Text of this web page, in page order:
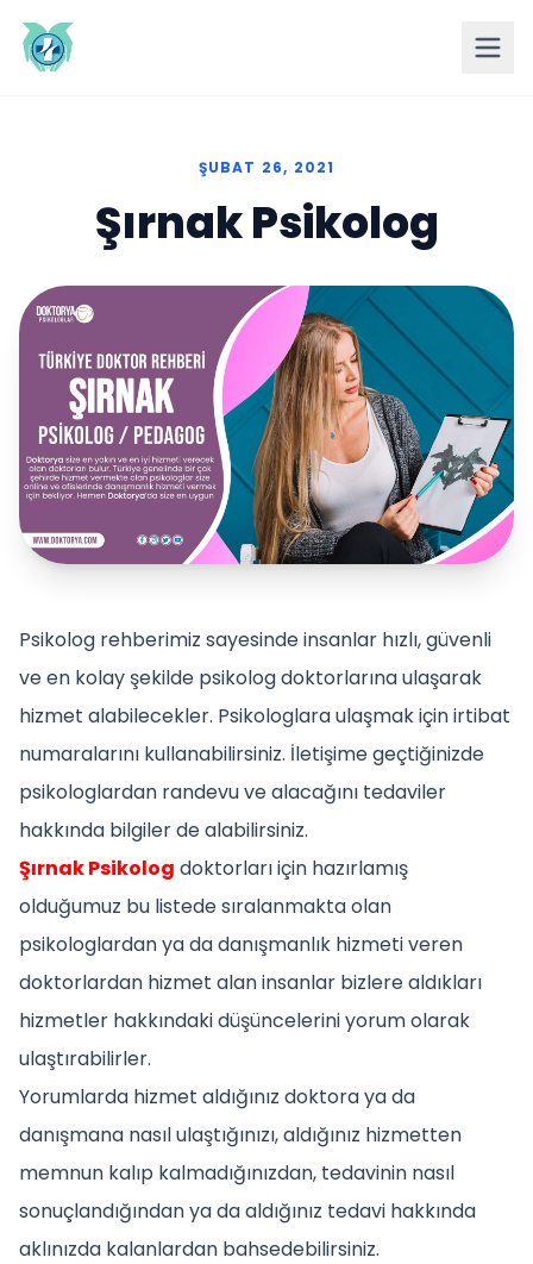
ŞUBAT 26, 2021
Şırnak Psikolog
Psikolog rehberimiz sayesinde insanlar hızlı, güvenli
ve en kolay şekilde psikolog doktorlarına ulaşarak
hizmet alabilecekler. Psikologlara ulaşmak için irtibat
numaralarını kullanabilirsiniz. İletişime geçtiğinizde
psikologlardan randevu ve alacağını tedaviler
hakkında bilgiler de alabilirsiniz.
Şırnak Psikolog doktorları için hazırlamış
olduğumuz bu listede sıralanmakta olan
psikologlardan ya da danışmanlık hizmeti veren
doktorlardan hizmet alan insanlar bizlere aldıkları
hizmetler hakkındaki düşüncelerini yorum olarak
ulaştırabilirler.
Yorumlarda hizmet aldığınız doktora ya da
danışmana nasıl ulaştığınızı, aldığınız hizmetten
memnun kalıp kalmadığınızdan, tedavinin nasıl
sonuçlandığından ya da aldığınız tedavi hakkında
aklınızda kalanlardan bahsedebilirsiniz.